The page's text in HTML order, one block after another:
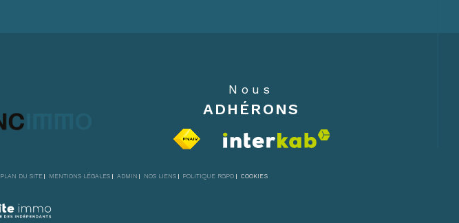
Nous
ADHÉRONS
PLAN DU SITE MENTIONS LÉGALES ADMIN NOS LIENS POLITIQUE RGPD COOKIES